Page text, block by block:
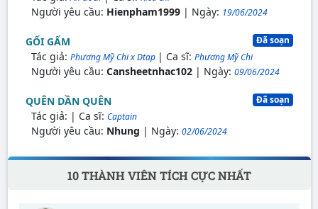
Người yêu cầu: Hienpham1999| Ngày: 19/06/2024
GỐI GẤM Đã soạn
Tác giả: Phương Mỹ Chi x Dtap | Ca sĩ: Phương Mỹ Chi
Người yêu cầu: Cansheetnhac102| Ngày: 09/06/2024
QUÊN DẦN QUÊN Đã soạn
Tác giả: | Ca sĩ: Captain
Người yêu cầu: Nhung | Ngày: 02/06/2024
10 THÀNH VIÊN TÍCH CỰC NHẤT